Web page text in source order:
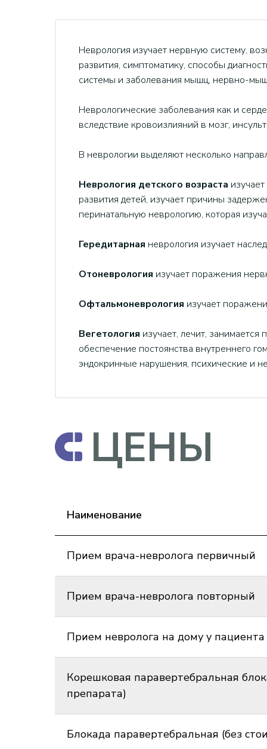
Неврология изучает нервную систему,
развития, симптоматику, способы
системы и заболевания мышц, нервно-
Неврологические заболевания как и
вследствие кровоизлияний в мозг,
В неврологии выделяют несколько
Неврология детского возраста
развития детей, изучает причины
перинатальную неврологию, которая
Гередитарная неврология изучает
Отоневрология изучает поражения
Офтальмоневрология изучает
Вегетология изучает, лечит,
обеспечение постоянства внутреннего
эндокринные нарушения, психические и
ЦЕНЫ
Наименование
Прием врача-невролога первичный
Прием врача-невролога повторный
Прием невролога на дому у пациента
Корешковая паравертебральная
препарата)
Блокада паравертебральная (без